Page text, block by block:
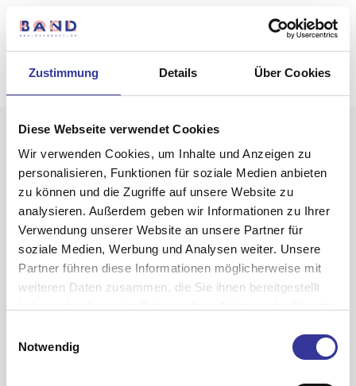
Zustimmung Details Über Cookies
Diese Webseite verwendet Cookies
Wir verwenden Cookies, um Inhalte und Anzeigen zu
personalisieren, Funktionen für soziale Medien anbieten
zu können und die Zugriffe auf unsere Website zu
analysieren. Außerdem geben wir Informationen zu Ihrer
Verwendung unserer Website an unsere Partner für
soziale Medien, Werbung und Analysen weiter. Unsere
Partner führen diese Informationen möglicherweise mit
weiteren Daten zusammen, die Sie ihnen bereitgestellt
Datenschutzerklärung
Notwendig
Klangheimlich